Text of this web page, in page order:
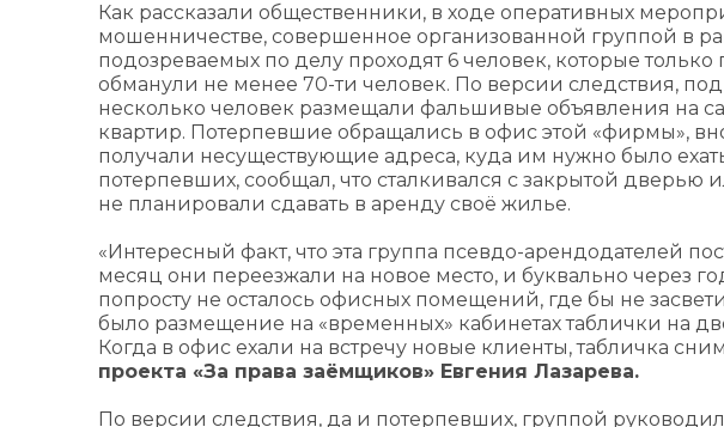
Как рассказали общественники, в ходе оперативных
мошенничестве, совершенное организованной группой в
подозреваемых по делу проходят 6 человек, которые только
обманули не менее 70-ти человек. По версии следствия,
несколько человек размещали фальшивые объявления на
квартир. Потерпевшие обращались в офис этой «фирмы»,
получали несуществующие адреса, куда им нужно было
потерпевших, сообщал, что сталкивался с закрытой
не планировали сдавать в аренду своё жилье.
«Интересный факт, что эта группа псевдо-арендодателей
месяц они переезжали на новое место, и буквально через
попросту не осталось офисных помещений, где бы не
было размещение на «временных» кабинетах таблички на
Когда в офис ехали на встречу новые клиенты, табличка
проекта «За права заёмщиков» Евгения Лазарева.
По версии следствия, да и потерпевших, группой